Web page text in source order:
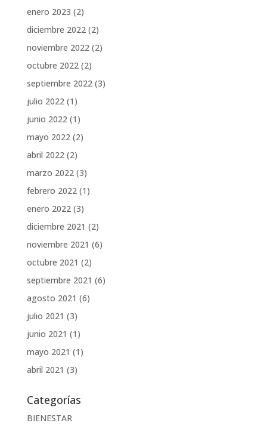
enero 2023 (2)
diciembre 2022(2)
noviembre 2022(2)
octubre 2022(2)
septiembre 2022(3)
julio 2022(1)
junio 2022(1)
mayo 2022(2)
abril 2022(2)
marzo 2022(3)
febrero 2022(1)
enero 2022(3)
diciembre 2021 (2)
noviembre 2021 (6)
octubre 2021 (2)
septiembre 2021 (6)
agosto 2021 (6)
julio 2021 (3)
junio 2021 (1)
mayo 2021 (1)
abril 2021 (3)
Categorías
BIENESTAR